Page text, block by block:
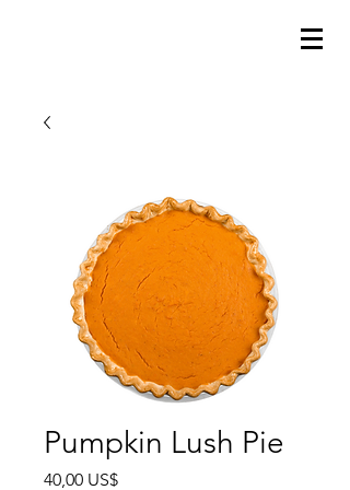
Pumpkin Lush Pie
40,00 US$Precio